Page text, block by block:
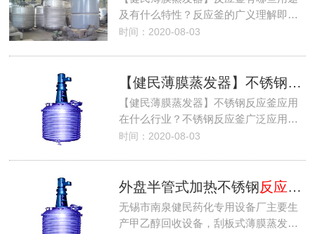
及有什么特性？反应釜的广义理解即…
时间：2020-08-03
【健民薄膜蒸发器】不锈钢
反
【健民薄膜蒸发器】不锈钢反应釜应用
在什么行业？不锈钢反应釜广泛应用…
时间：2020-08-03
外盘半管式加热不锈钢反应釜
无锡市南泉健民药化专用设备厂主要生
产甲乙醇回收设备，刮板式薄膜蒸发…